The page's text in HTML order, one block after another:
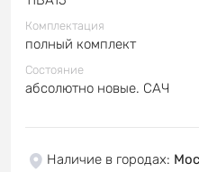
Комплектация
полный комплект
Состояние
абсолютно новые. САЧ
Наличие в городах: